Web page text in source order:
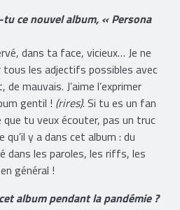
ce nouvel album, « Persona
dans ta face, vicieux… Je ne
les adjectifs possibles avec
mauvais. J’aime l’exprimer
gentil ! (rires). Si tu es un fan
que tu veux écouter, pas un truc
y a dans cet album : du
dans les paroles, les riffs, les
général !
album pendant la pandémie ?